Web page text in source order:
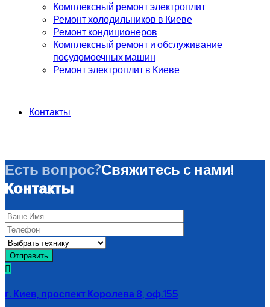
Комплексный ремонт электроплит
Ремонт холодильников в Киеве
Ремонт кондиционеров
Комплексный ремонт и обслуживание
посудомоечных машин
Ремонт электроплит в Киеве
Контакты
Есть вопрос?Свяжитесь с нами!
Контакты
г. Киев, проспект Королева 8, оф.155